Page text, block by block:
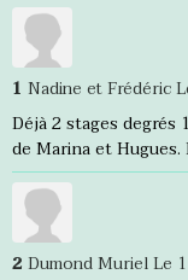
1 Nadine et Frédéric
Déjà 2 stages
de Marina et Hugues.
2 Dumond MurielLe